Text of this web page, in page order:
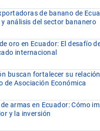
de banano de
análisis del sector bananero
oro en Ecuador: El desafío
internacional
buscan fortalecer su
de Asociación Económica
armas en Ecuador: Cómo
y la inversión